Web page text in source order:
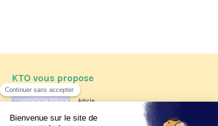
KTO vous propose
Article
Les reportages d'été 2026 de KTO